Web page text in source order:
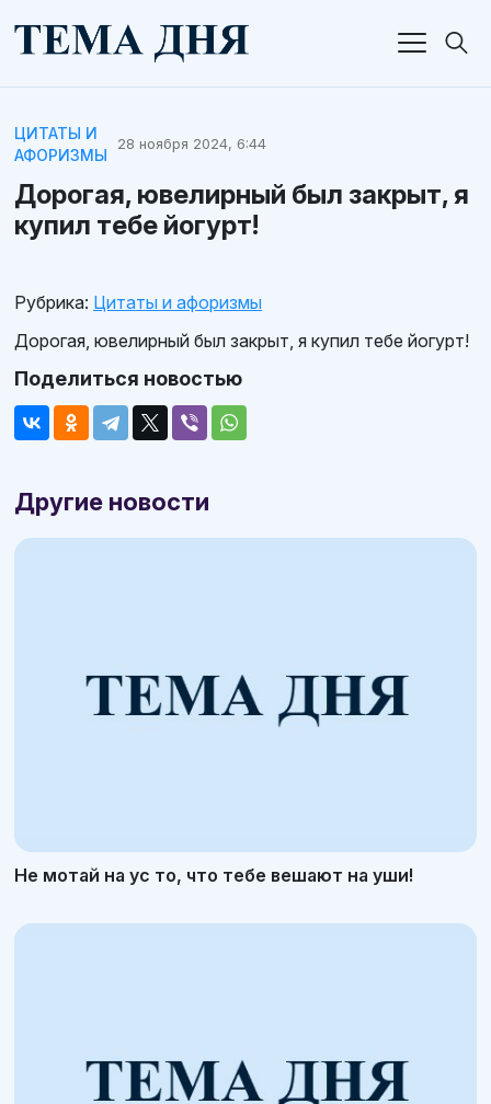
ЦИТАТЫ И
АФОРИЗМЫ
28 ноября 2024, 6:44
Дорогая, ювелирный был закрыт, я
купил тебе йогурт!
Рубрика: Цитаты и афоризмы
Дорогая, ювелирный был закрыт, я купил тебе йогурт!
Поделиться новостью
Другие новости
Не мотай на ус то, что тебе вешают на уши!